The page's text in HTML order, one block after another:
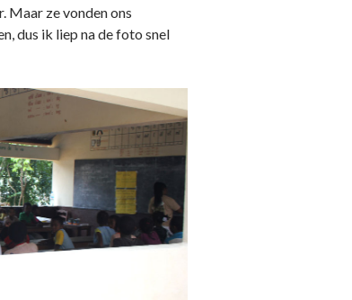
Maar ze vonden ons
dus ik liep na de foto snel